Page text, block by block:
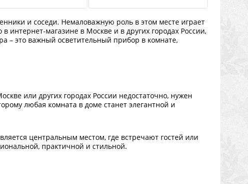
и соседи. Немаловажную роль в этом месте играет
интернет-магазине в Москве и в других городах России,
– это важный осветительный прибор в комнате,
или других городах России недостаточно, нужен
любая комната в доме станет элегантной и
центральным местом, где встречают гостей или
практичной и стильной.